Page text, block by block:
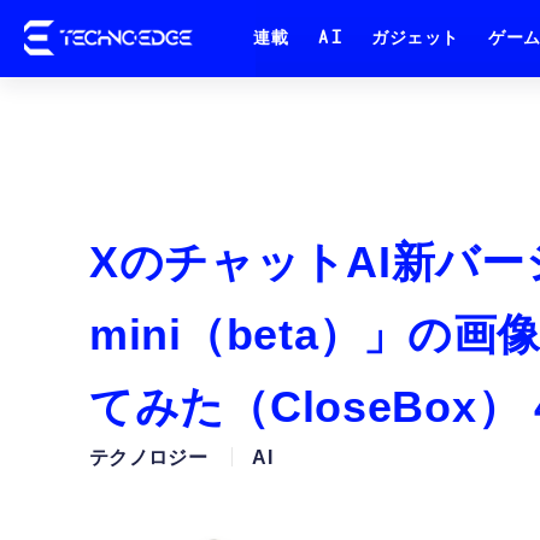
連載 AI ガジェット ゲーム
XのチャットAI新バ
mini（beta）」の画
てみた（CloseBox）
テクノロジー AI